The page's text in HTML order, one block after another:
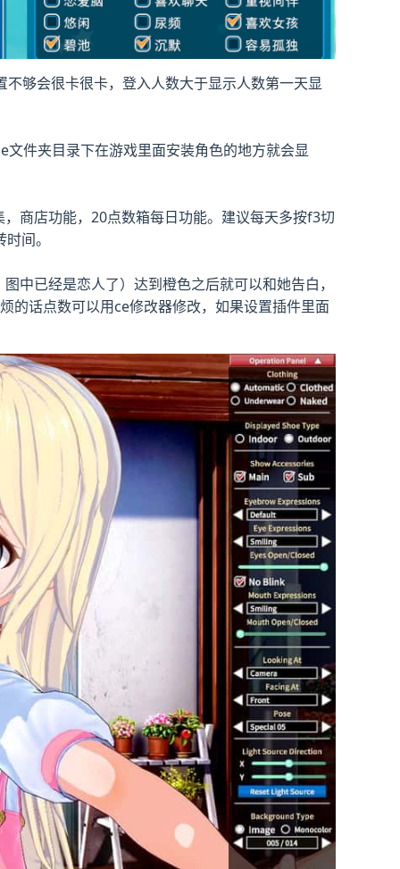
够会很卡很卡，登入人数大于显示人数第一天显
件夹目录下在游戏里面安装角色的地方就会显
商店功能，20点数箱每日功能。建议每天多按f3切
间。
中已经是恋人了）达到橙色之后就可以和她告白，
的话点数可以用ce修改器修改，如果设置插件里面